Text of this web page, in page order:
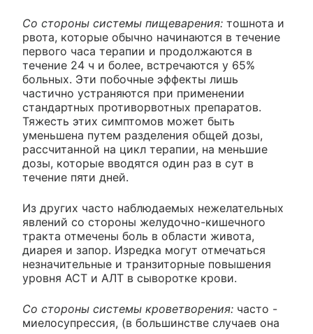
Со стороны системы пищеварения: тошнота и
рвота, которые обычно начинаются в течение
первого часа терапии и продолжаются в
течение 24 ч и более, встречаются у 65%
больных. Эти побочные эффекты лишь
частично устраняются при применении
стандартных противорвотных препаратов.
Тяжесть этих симптомов может быть
уменьшена путем разделения общей дозы,
рассчитанной на цикл терапии, на меньшие
дозы, которые вводятся один раз в сут в
течение пяти дней.
Из других часто наблюдаемых нежелательных
явлений со стороны желудочно-кишечного
тракта отмечены боль в области живота,
диарея и запор. Изредка могут отмечаться
незначительные и транзиторные повышения
уровня АСТ и АЛТ в сыворотке крови.
Со стороны системы кроветворения: часто -
миелосупрессия, (в большинстве случаев она